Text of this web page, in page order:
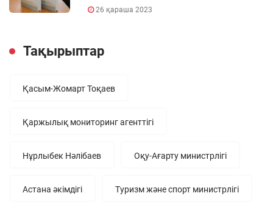
26 қараша 2023
Тақырыптар
Қасым-Жомарт Тоқаев
Қаржылық мониторинг агенттігі
Нұрлыбек Нәлібаев Оқу-Ағарту министрлігі
Астана әкімдігі Туризм және спорт министрлігі